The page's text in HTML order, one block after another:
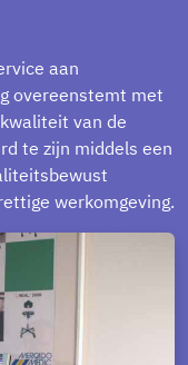
aan
overeenstemt met
van de
te zijn middels een
werkomgeving.